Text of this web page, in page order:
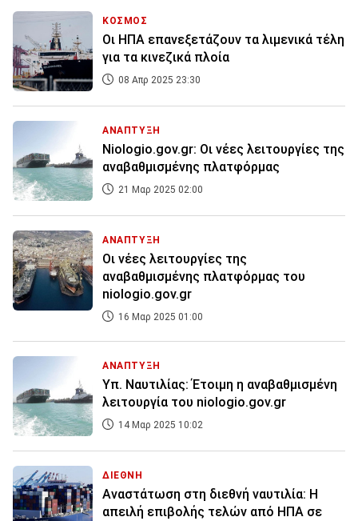
ΚΟΣΜΟΣ
Οι ΗΠΑ επανεξετάζουν τα λιμενικά τέλη
για τα κινεζικά πλοία
08 Απρ 2025 23:30
ΑΝΑΠΤΥΞΗ
Niologio.gov.gr: Οι νέες λειτουργίες της
αναβαθμισμένης πλατφόρμας
21 Μαρ 2025 02:00
ΑΝΑΠΤΥΞΗ
Οι νέες λειτουργίες της
αναβαθμισμένης πλατφόρμας του
niologio.gov.gr
16 Μαρ 2025 01:00
ΑΝΑΠΤΥΞΗ
Υπ. Ναυτιλίας: Έτοιμη η αναβαθμισμένη
λειτουργία του niologio.gov.gr
14 Μαρ 2025 10:02
ΔΙΕΘΝΗ
Αναστάτωση στη διεθνή ναυτιλία: Η
απειλή επιβολής τελών από ΗΠΑ σε